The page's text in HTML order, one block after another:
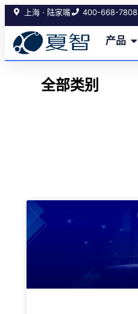
上海 · 陆家嘴 400-668-7808
产品
全部类别